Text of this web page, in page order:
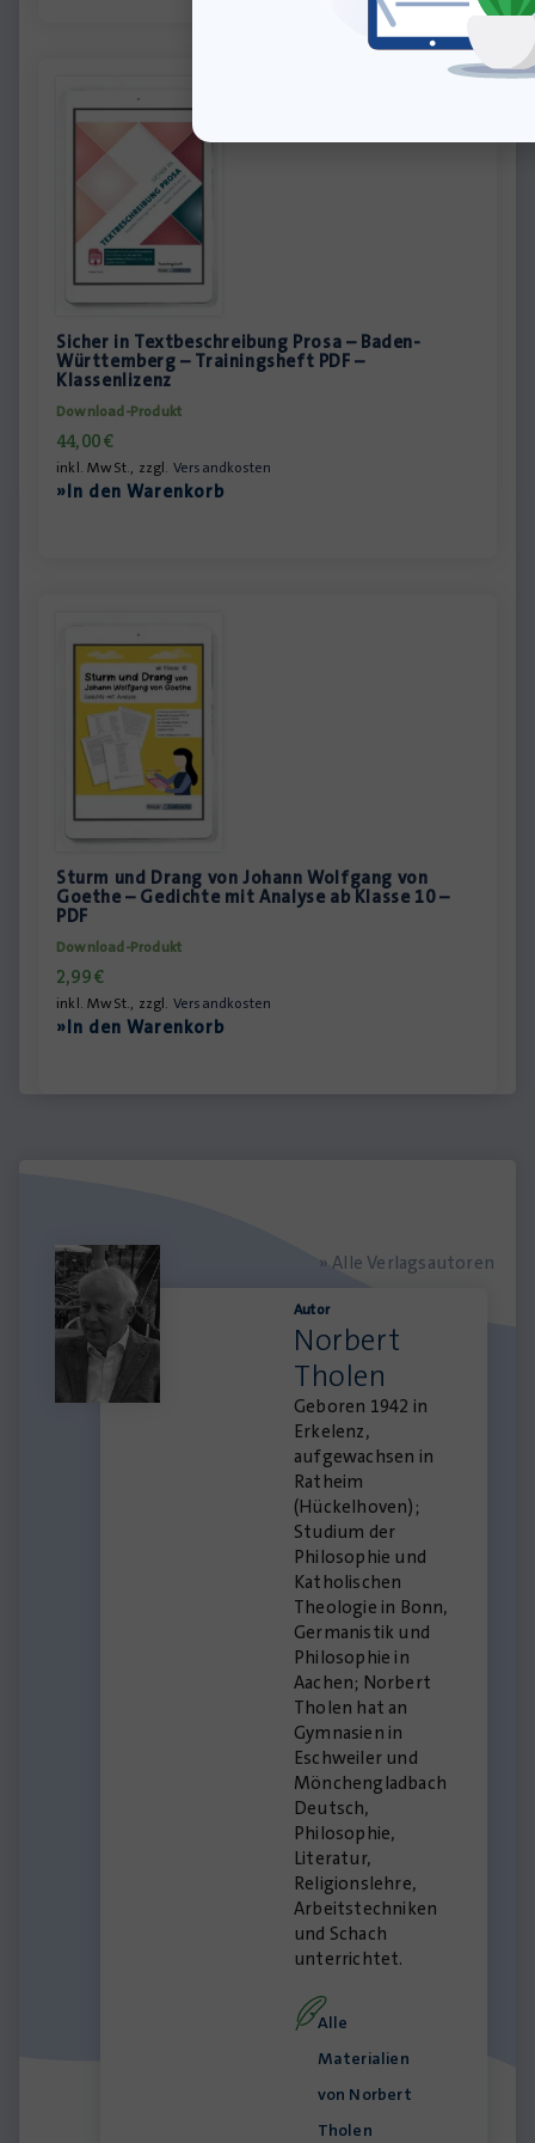
Sicher in Textbeschreibung Prosa – Baden-
Württemberg – Trainingsheft PDF –
Klassenlizenz
Download-Produkt
44,00€
inkl. MwSt., zzgl. Versandkosten
»In den Warenkorb
Sturm und Drang von Johann Wolfgang von
Goethe – Gedichte mit Analyse ab Klasse 10 –
PDF
Download-Produkt
2,99€
inkl. MwSt., zzgl. Versandkosten
»In den Warenkorb
» Alle Verlagsautoren
Autor
Norbert
Tholen
Geboren 1942 in
Erkelenz,
aufgewachsen in
Ratheim
(Hückelhoven);
Studium der
Philosophie und
Katholischen
Theologie in Bonn,
Germanistik und
Philosophie in
Aachen; Norbert
Tholen hat an
Gymnasien in
Eschweiler und
Mönchengladbach
Deutsch,
Philosophie,
Literatur,
Religionslehre,
Arbeitstechniken
und Schach
unterrichtet.
Alle
Materialien
von Norbert
Tholen